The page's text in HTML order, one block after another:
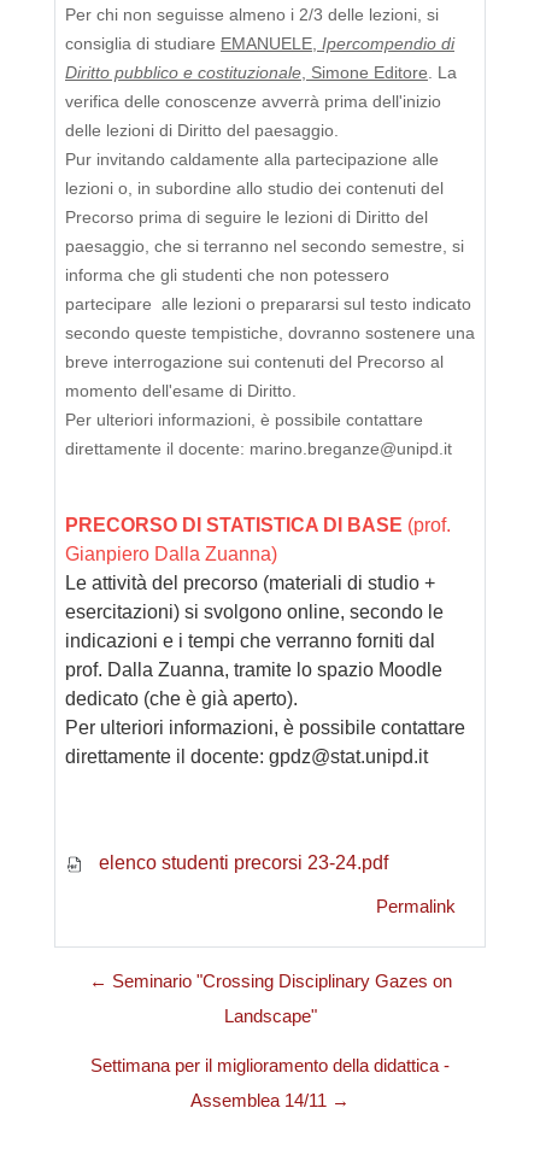
Per chi non seguisse almeno i 2/3 delle lezioni, si
consiglia di studiare EMANUELE, Ipercompendio di
Diritto pubblico e costituzionale, Simone Editore. La
verifica delle conoscenze avverrà prima dell'inizio
delle lezioni di Diritto del paesaggio.
Pur invitando caldamente alla partecipazione alle
lezioni o, in subordine allo studio dei contenuti del
Precorso prima di seguire le lezioni di Diritto del
paesaggio, che si terranno nel secondo semestre, si
informa che gli studenti che non potessero
partecipare alle lezioni o prepararsi sul testo indicato
secondo queste tempistiche, dovranno sostenere una
breve interrogazione sui contenuti del Precorso al
momento dell'esame di Diritto.
Per ulteriori informazioni, è possibile contattare
direttamente il docente: marino.breganze@unipd.it
PRECORSO DI STATISTICA DI BASE (prof.
Gianpiero Dalla Zuanna)
Le attività del precorso (materiali di studio +
esercitazioni) si svolgono online, secondo le
indicazioni e i tempi che verranno forniti dal
prof. Dalla Zuanna, tramite lo spazio Moodle
dedicato (che è già aperto).
Per ulteriori informazioni, è possibile contattare
direttamente il docente: gpdz@stat.unipd.it
elenco studenti precorsi 23-24.pdf
Permalink
← Seminario "Crossing Disciplinary Gazes on
Landscape"
Settimana per il miglioramento della didattica -
Assemblea 14/11 →